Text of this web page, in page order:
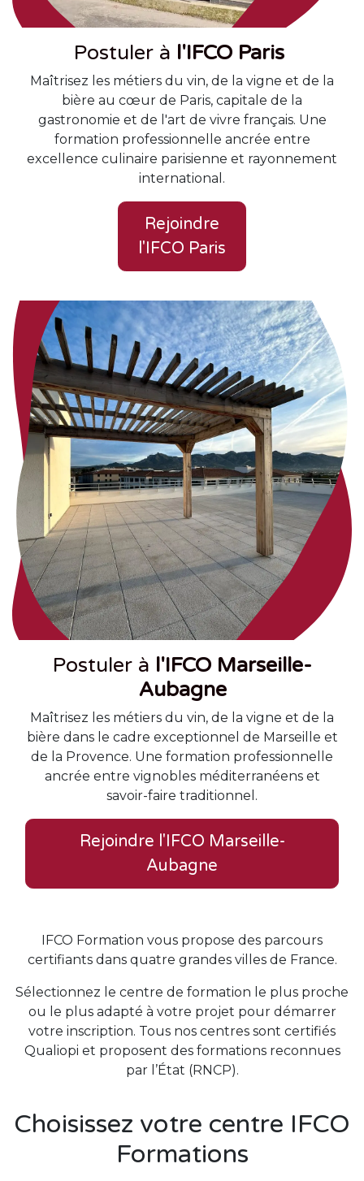
Postuler à l'IFCO Paris
Maîtrisez les métiers du vin, de la vigne et de la
bière au cœur de Paris, capitale de la
gastronomie et de l'art de vivre français. Une
formation professionnelle ancrée entre
excellence culinaire parisienne et rayonnement
international.
Rejoindre
l'IFCO Paris
Postuler à l'IFCO Marseille-
Aubagne
Maîtrisez les métiers du vin, de la vigne et de la
bière dans le cadre exceptionnel de Marseille et
de la Provence. Une formation professionnelle
ancrée entre vignobles méditerranéens et
savoir-faire traditionnel.
Rejoindre l'IFCO Marseille-
Aubagne
IFCO Formation vous propose des parcours
certifiants dans quatre grandes villes de France.
Sélectionnez le centre de formation le plus proche
ou le plus adapté à votre projet pour démarrer
votre inscription. Tous nos centres sont certifiés
Qualiopi et proposent des formations reconnues
par l’État (RNCP).
Choisissez votre centre IFCO
Formations